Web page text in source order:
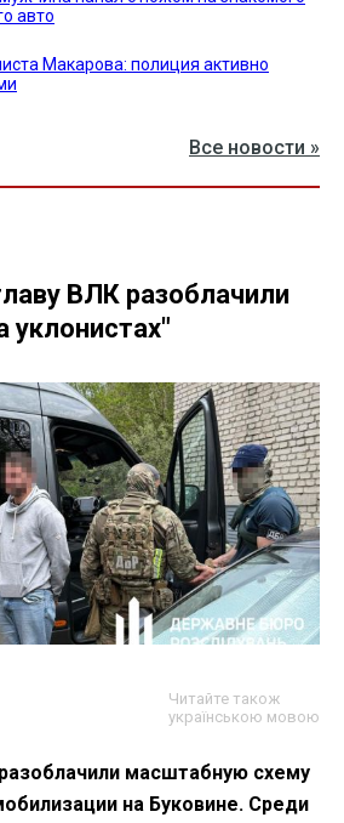
авто
Макарова: полиция активно
Все новости »
ВЛК разоблачили
уклонистах"
Читайте також
українською мовою
масштабную схему
на Буковине. Среди